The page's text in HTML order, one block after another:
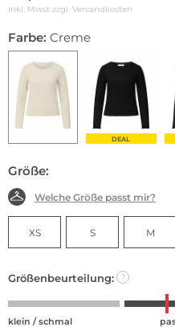
inkl. Mwst zzgl. Versandkosten
Farbe: Creme
DEAL
Größe:
Welche Größe passt mir?
XS S M
Größenbeurteilung: ?
klein / schmal